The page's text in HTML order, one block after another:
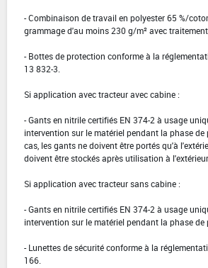
- Combinaison de travail en polyester 65 %/
grammage d'au moins 230 g/m² avec
- Bottes de protection conforme à la
13 832-3.
Si application avec tracteur avec cabine :
- Gants en nitrile certifiés EN 374-2 à usage
intervention sur le matériel pendant la phase
cas, les gants ne doivent être portés qu'à
doivent être stockés après utilisation à
Si application avec tracteur sans cabine :
- Gants en nitrile certifiés EN 374-2 à usage
intervention sur le matériel pendant la phase
- Lunettes de sécurité conforme à la
166.